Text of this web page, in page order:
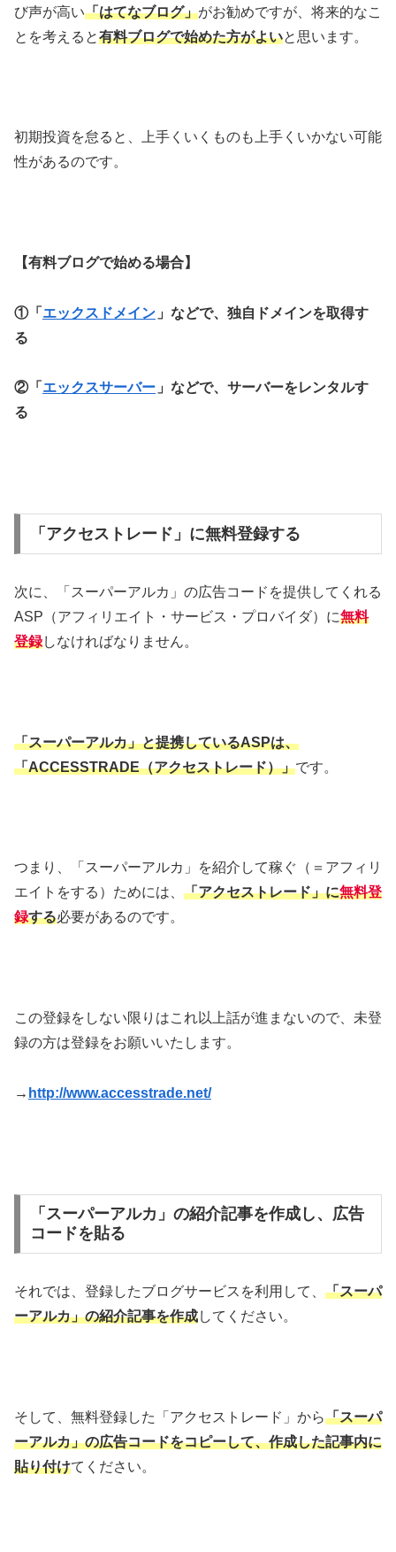
び声が高い「はてなブログ」がお勧めですが、将来的なこ
とを考えると有料ブログで始めた方がよいと思います。
初期投資を怠ると、上手くいくものも上手くいかない可能
性があるのです。
【有料ブログで始める場合】
①「 エックスドメイン 」などで、独自ドメインを取得す
る
②「 エックスサーバー 」などで、サーバーをレンタルす
る
「アクセストレード」に無料登録する
次に、「スーパーアルカ」の広告コードを提供してくれる
ASP（アフィリエイト・サービス・プロバイダ）に無料
登録しなければなりません。
「スーパーアルカ」と提携しているASPは、
「ACCESSTRADE（アクセストレード）」です。
つまり、「スーパーアルカ」を紹介して稼ぐ（＝アフィリ
エイトをする）ためには、 「アクセストレード」に無料登
録する必要があるのです。
この登録をしない限りはこれ以上話が進まないので、未登
録の方は登録をお願いいたします。
→ http://www.accesstrade.net/
「スーパーアルカ」の紹介記事を作成し、広告
コードを貼る
それでは、登録したブログサービスを利用して、 「スーパ
ーアルカ」の紹介記事を作成してください。
そして、無料登録した「アクセストレード」から「スーパ
ーアルカ」の広告コードをコピーして、作成した記事内に
貼り付けてください。